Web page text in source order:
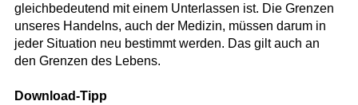
gleichbedeutend mit einem Unterlassen ist. Die Grenzen
unseres Handelns, auch der Medizin, müssen darum in
jeder Situation neu bestimmt werden. Das gilt auch an
den Grenzen des Lebens.
Download-Tipp